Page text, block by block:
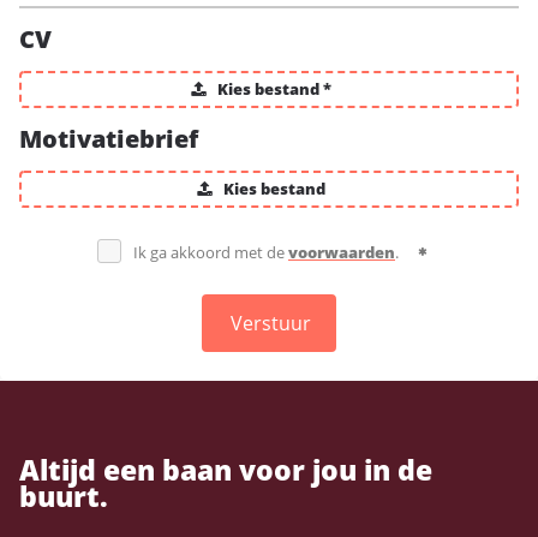
CV
Kies bestand *
Motivatiebrief
Kies bestand
Ik ga akkoord met devoorwaarden.
Verstuur
Altijd een baan voor jou in de
buurt.